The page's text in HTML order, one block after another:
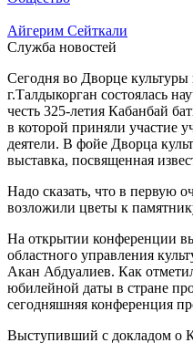
Айгерим Сейткали
Служба новостей
Сегодня во Дворце
г.Талдыкорган состоялась
честь 325-летия Кабанбай
в которой приняли участие
деятели. В фойе Дворца
выставка, посвященная
Надо сказать, что в первую
возложили цветы к
На открытии конференции
областного управления
Акан Абдуалиев. Как
юбилейной даты в стране
сегодняшняя конференция
Выступивший с докладом о